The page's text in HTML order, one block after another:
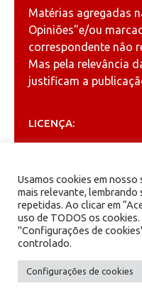
Matérias agregadas
Opiniões"e/ou
correspondente não
Mas pela relevância
justificam a
LICENÇA:
Creative Commons
ARQUIVOS
Arquivos
Usamos cookies em
mais relevante, lembrando
repetidas. Ao clicar em
uso de TODOS os
"Configurações de
controlado.
Configurações de cookies